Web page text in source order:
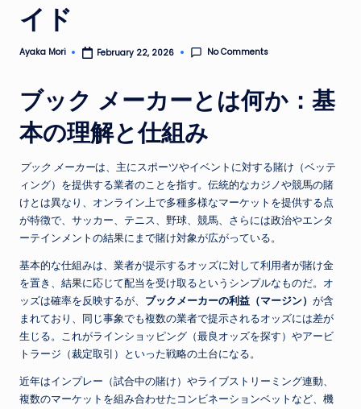
イド
Posted
Ayaka Mori February 22, 2026 No Comments
ブック メーカーとは何か：基
本の理解と仕組み
ブック メーカーは、主にスポーツやイベントに対する賭け（ベッテ
ィング）を提供する業者のことを指す。伝統的なカジノや競馬の賭
けとは異なり、オンライン上で多種多様なマーケットを提供する点
が特徴で、サッカー、テニス、野球、競馬、さらには政治やエンタ
ーテインメントの結果にまで賭け対象が広がっている。
基本的な仕組みは、業者が提示するオッズに対して利用者が賭け金
を置き、結果に応じて配当を受け取るというシンプルなものだ。オ
ッズは確率を反映するが、 ブックメーカーの利益（マージン） が含
まれており、同じ事象でも複数の業者で提示されるオッズには差が
生じる。これがラインショッピング（最良オッズを探す）やアービ
トラージ（裁定取引）といった戦略の土台になる。
近年はインプレー（試合中の賭け）やライブストリーミング連動、
複数のマーケットを組み合わせたコンビネーションベットなど、機